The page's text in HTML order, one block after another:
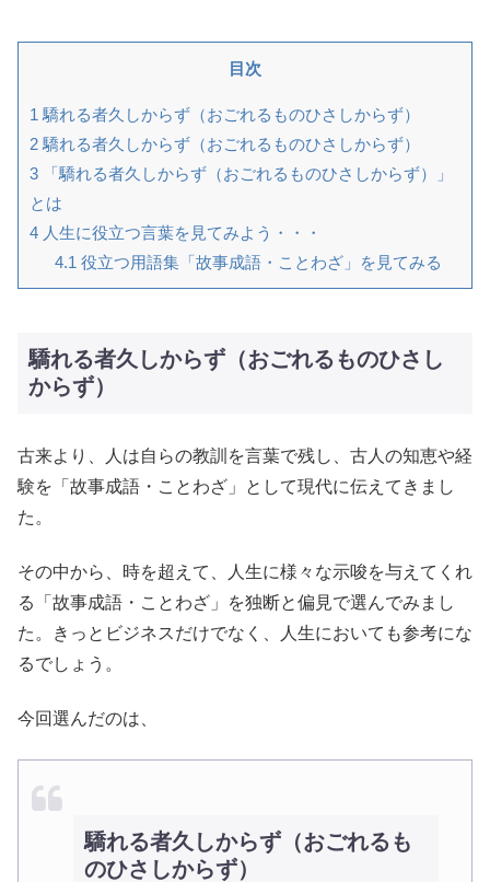
目次
1 驕れる者久しからず（おごれるものひさしからず）
2 驕れる者久しからず（おごれるものひさしからず）
3 「驕れる者久しからず（おごれるものひさしからず）」
とは
4 人生に役立つ言葉を見てみよう・・・
4.1 役立つ用語集「故事成語・ことわざ」を見てみる
驕れる者久しからず（おごれるものひさし
からず）
古来より、人は自らの教訓を言葉で残し、古人の知恵や経
験を「故事成語・ことわざ」として現代に伝えてきまし
た。
その中から、時を超えて、人生に様々な示唆を与えてくれ
る「故事成語・ことわざ」を独断と偏見で選んでみまし
た。きっとビジネスだけでなく、人生においても参考にな
るでしょう。
今回選んだのは、
驕れる者久しからず（おごれるも
のひさしからず）